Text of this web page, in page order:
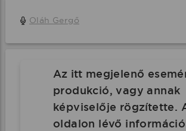
Oláh Gergő
Az itt megjelenő
produkció, vagy annak
képviselője rögzítette.
oldalon lévő